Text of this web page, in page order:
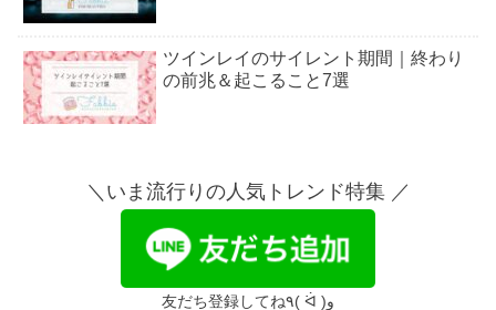
ツインレイのサイレント期間｜終わり
の前兆＆起こること7選
った？恋愛がすごすぎは嘘？
観葉植物で運気上がった＆下がる体験
談まとめ【スピリチュアル】
＼いま流行りの人気トレンド特集 ／
友だち登録してね٩( ᐛ )و